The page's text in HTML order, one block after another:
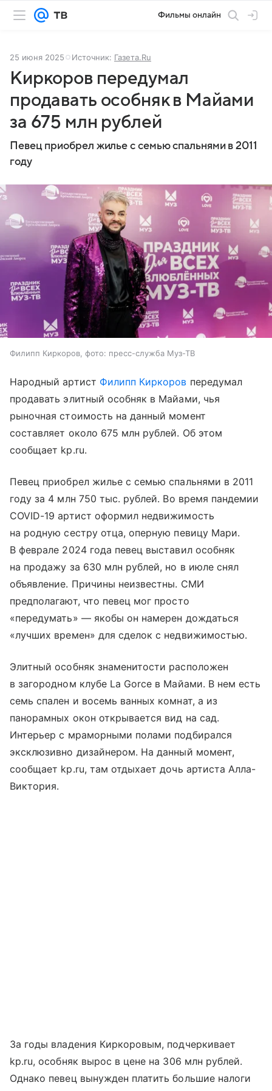
Фильмы онлайн
25 июня 2025 Источник: Газета.Ru
Киркоров передумал
продавать особняк в Майами
за 675 млн рублей
Певец приобрел жилье с семью спальнями в 2011
году
Филипп Киркоров, фото: пресс-служба Муз-ТВ
Народный артист Филипп Киркоров передумал
продавать элитный особняк в Майами, чья
рыночная стоимость на данный момент
составляет около 675 млн рублей. Об этом
сообщает kp.ru.
Певец приобрел жилье с семью спальнями в 2011
году за 4 млн 750 тыс. рублей. Во время пандемии
COVID-19 артист оформил недвижимость
на родную сестру отца, оперную певицу Мари.
В феврале 2024 года певец выставил особняк
на продажу за 630 млн рублей, но в июле снял
объявление. Причины неизвестны. СМИ
предполагают, что певец мог просто
«передумать» — якобы он намерен дождаться
«лучших времен» для сделок с недвижимостью.
Элитный особняк знаменитости расположен
в загородном клубе La Gorce в Майами. В нем есть
семь спален и восемь ванных комнат, а из
панорамных окон открывается вид на сад.
Интерьер с мраморными полами подбирался
эксклюзивно дизайнером. На данный момент,
сообщает kp.ru, там отдыхает дочь артиста Алла-
Виктория.
За годы владения Киркоровым, подчеркивает
kp.ru, особняк вырос в цене на 306 млн рублей.
Однако певец вынужден платить большие налоги